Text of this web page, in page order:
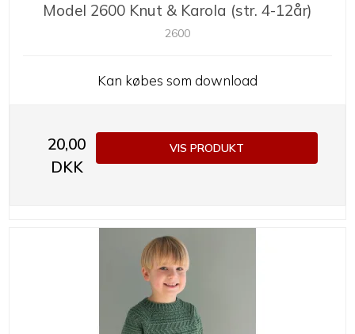
Model 2600 Knut & Karola (str. 4-12år)
2600
Kan købes som download
20,00
DKK
VIS PRODUKT